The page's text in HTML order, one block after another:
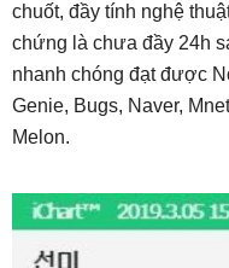
chuốt, đầy tính nghệ
chứng là chưa đầy 24h
nhanh chóng đạt được
Genie, Bugs, Naver,
Melon.